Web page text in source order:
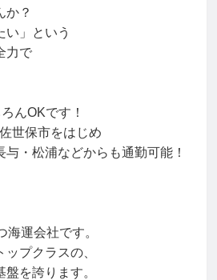
か？
い」という
力で
んOKです！
世保市をはじめ
・松浦などからも通勤可能！
運会社です。
プクラスの、
を誇ります。